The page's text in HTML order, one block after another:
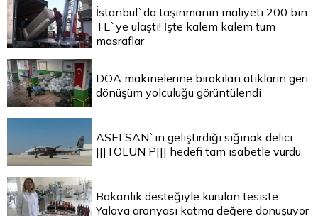
İstanbul`da taşınmanın maliyeti 200 bin
TL`ye ulaştı! İşte kalem kalem tüm
masraflar
DOA makinelerine bırakılan atıkların geri
dönüşüm yolculuğu görüntülendi
ASELSAN`ın geliştirdiği sığınak delici
|||TOLUN P||| hedefi tam isabetle vurdu
Bakanlık desteğiyle kurulan tesiste
Yalova aronyası katma değere dönüşüyor